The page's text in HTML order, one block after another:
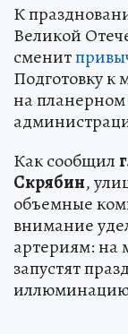
К
Великой
сменит
Подготовку
на
Как сообщил
Скрябин,
объемные
внимание
артериям: на
запустят